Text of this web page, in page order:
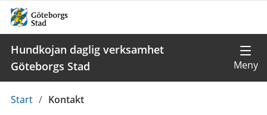
Hundkojan daglig verksamhet
Göteborgs Stad
Du
Start / Kontakt